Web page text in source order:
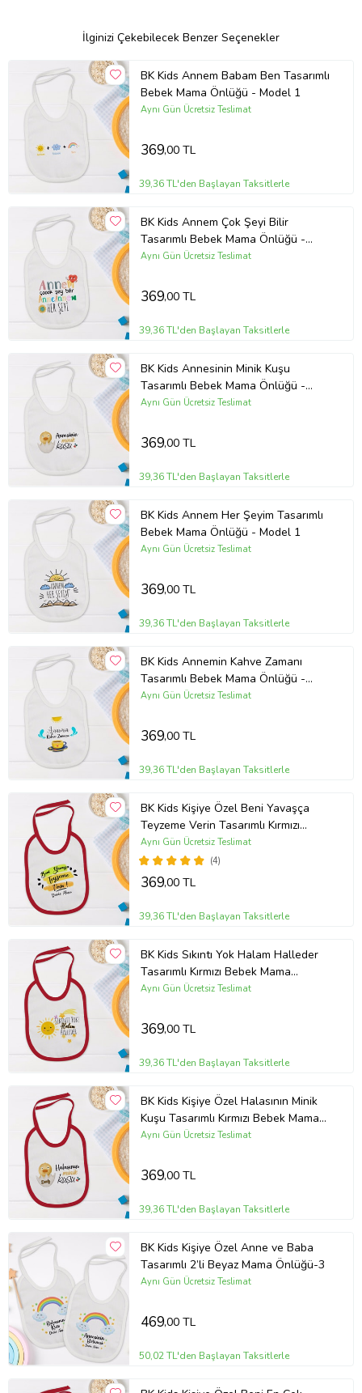
İlginizi Çekebilecek Benzer Seçenekler
BK Kids Annem Babam Ben Tasarımlı
Bebek Mama Önlüğü - Model 1
Aynı Gün Ücretsiz Teslimat
369,00 TL
39,36 TL'den Başlayan Taksitlerle
BK Kids Annem Çok Şeyi Bilir
Tasarımlı Bebek Mama Önlüğü -
Model 1
Aynı Gün Ücretsiz Teslimat
369,00 TL
39,36 TL'den Başlayan Taksitlerle
BK Kids Annesinin Minik Kuşu
Tasarımlı Bebek Mama Önlüğü -
Model 1
Aynı Gün Ücretsiz Teslimat
369,00 TL
39,36 TL'den Başlayan Taksitlerle
BK Kids Annem Her Şeyim Tasarımlı
Bebek Mama Önlüğü - Model 1
Aynı Gün Ücretsiz Teslimat
369,00 TL
39,36 TL'den Başlayan Taksitlerle
BK Kids Annemin Kahve Zamanı
Tasarımlı Bebek Mama Önlüğü -
Model 1
Aynı Gün Ücretsiz Teslimat
369,00 TL
39,36 TL'den Başlayan Taksitlerle
BK Kids Kişiye Özel Beni Yavaşça
Teyzeme Verin Tasarımlı Kırmızı
Bebek Mama Önlüğü-1
(4)
Aynı Gün Ücretsiz Teslimat
369,00 TL
39,36 TL'den Başlayan Taksitlerle
BK Kids Sıkıntı Yok Halam Halleder
Tasarımlı Kırmızı Bebek Mama
Önlüğü-1
Aynı Gün Ücretsiz Teslimat
369,00 TL
39,36 TL'den Başlayan Taksitlerle
BK Kids Kişiye Özel Halasının Minik
Kuşu Tasarımlı Kırmızı Bebek Mama
Önlüğü-1
Aynı Gün Ücretsiz Teslimat
369,00 TL
39,36 TL'den Başlayan Taksitlerle
BK Kids Kişiye Özel Anne ve Baba
Tasarımlı 2’li Beyaz Mama Önlüğü-3
Aynı Gün Ücretsiz Teslimat
469,00 TL
50,02 TL'den Başlayan Taksitlerle